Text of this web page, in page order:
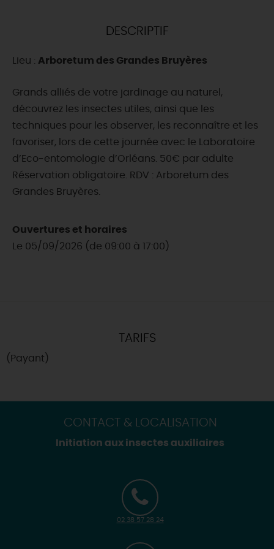
DEMAIN
CE WEEK-END
CETTE SEMAINE
TOUT L'AGENDA
DESCRIPTIF
Lieu : Arboretum des Grandes Bruyères
Grands alliés de votre jardinage au naturel,
découvrez les insectes utiles, ainsi que les
techniques pour les observer, les reconnaître et les
favoriser, lors de cette journée avec le Laboratoire
d’Eco-entomologie d’Orléans. 50€ par adulte
Réservation obligatoire. RDV : Arboretum des
Grandes Bruyères.
Ouvertures et horaires
Le 05/09/2026 (de 09:00 à 17:00)
TARIFS
(Payant)
CONTACT & LOCALISATION
Initiation aux insectes auxiliaires
02 38 57 28 24